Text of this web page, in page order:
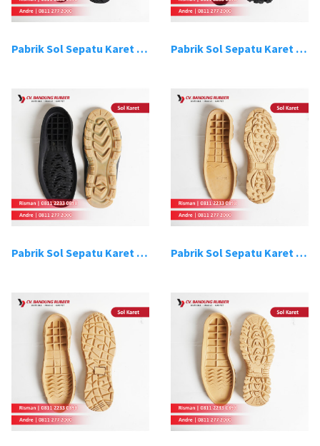
Pabrik Sol Sepatu Karet Bandung 15 Pabrik Sol Sepatu Karet Bandung 16
Pabrik Sol Sepatu Karet Bandung 17 Pabrik Sol Sepatu Karet Bandung 18